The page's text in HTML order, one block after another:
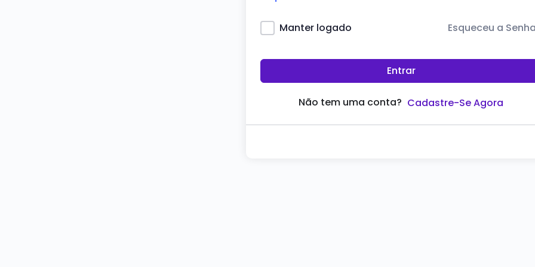
Manter logado Esqueceu a
Entrar
Não tem uma conta? Cadastre-Se Agora